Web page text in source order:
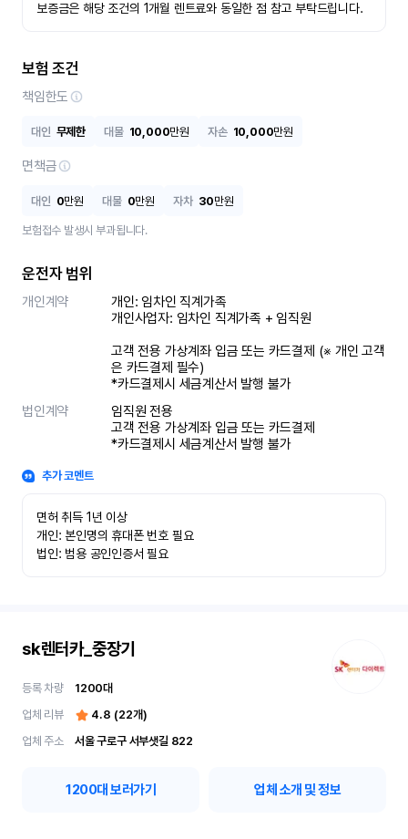
보증금은 해당 조건의 1개월 렌트료와 동일한 점 참고 부탁드립니다.
보험 조건
책임한도
대인 무제한 대물 10,000만원 자손 10,000만원
면책금
대인 0만원 대물 0만원 자차 30만원
보험접수 발생시 부과됩니다.
운전자 범위
개인계약
개인: 임차인 직계가족
개인사업자: 임차인 직계가족 + 임직원
고객 전용 가상계좌 입금 또는 카드결제 (※ 개인 고객
은 카드결제 필수)
*카드결제시 세금계산서 발행 불가
법인계약
임직원 전용
고객 전용 가상계좌 입금 또는 카드결제
*카드결제시 세금계산서 발행 불가
추가 코멘트
면허 취득 1년 이상
개인: 본인명의 휴대폰 번호 필요
법인: 범용 공인인증서 필요
sk렌터카_중장기
등록 차량 1200대
업체 리뷰
4.8 (22개)
업체 주소
서울 구로구 서부샛길 822
1200대 보러가기 업체 소개 및 정보